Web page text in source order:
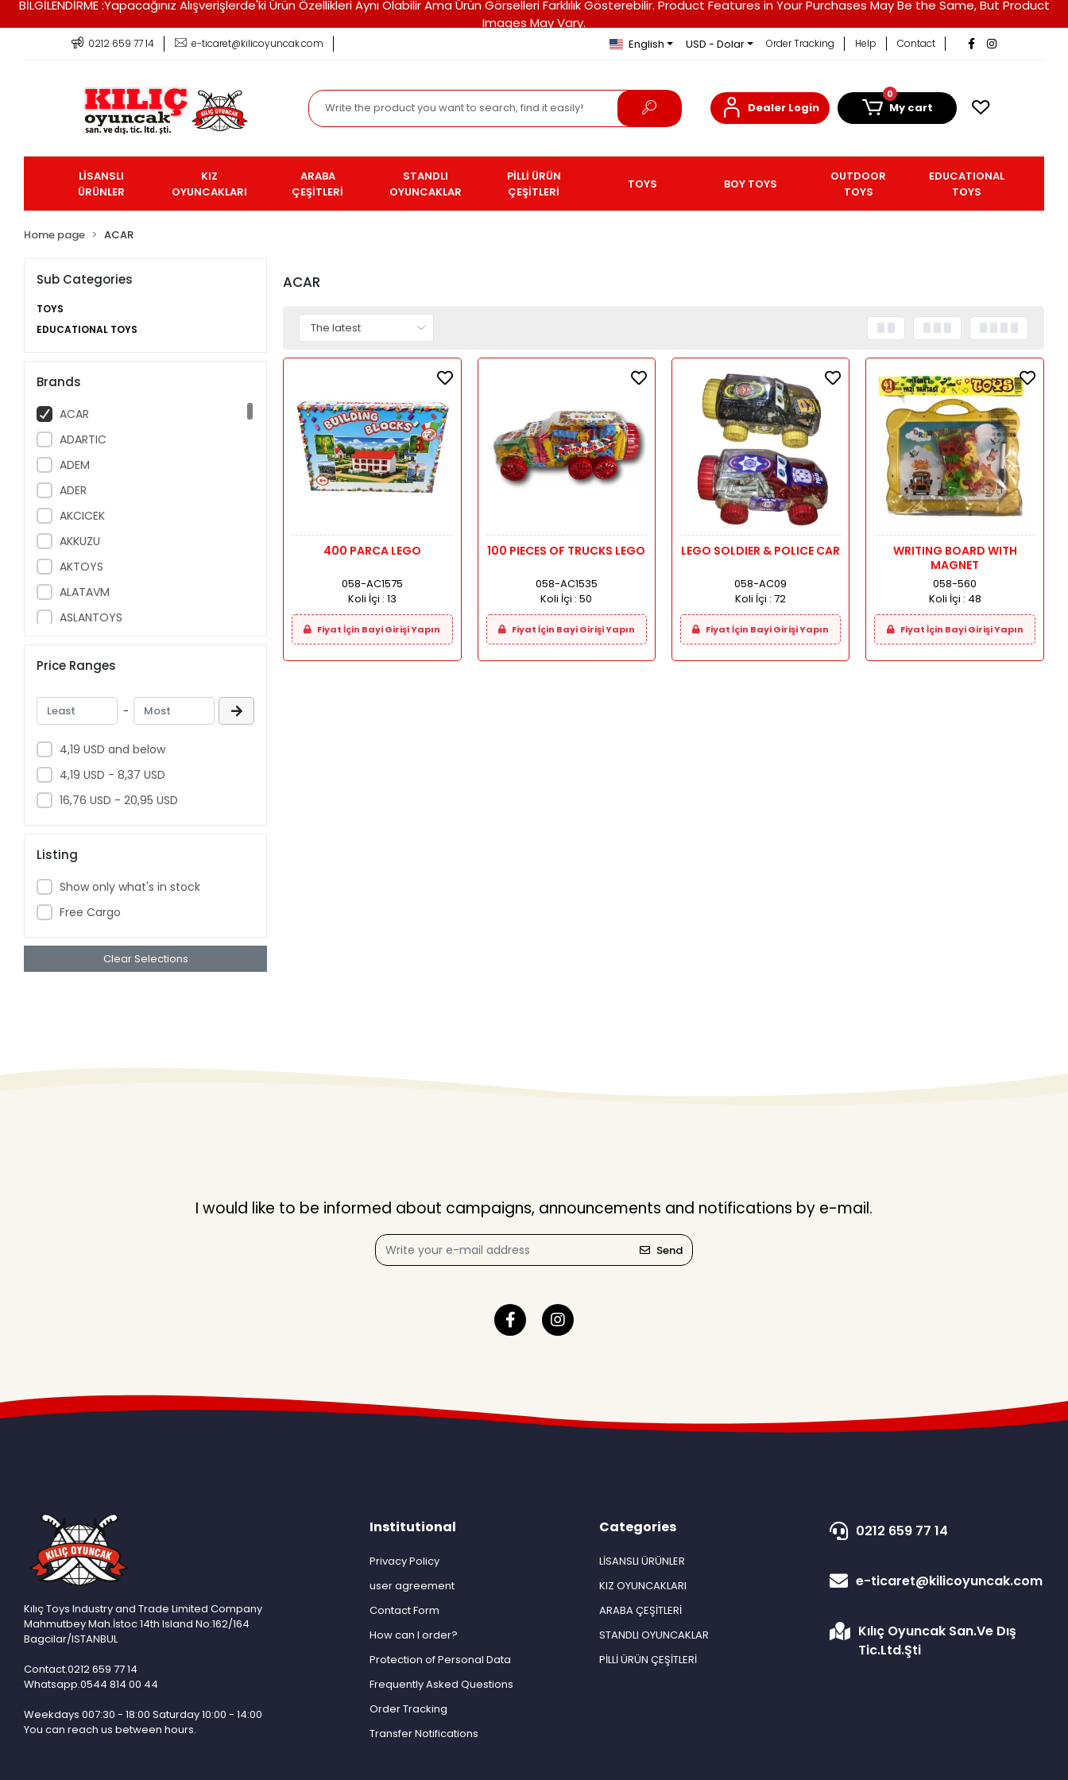
BİLGİLENDİRME :Yapacağınız Alışverişlerde'ki Ürün Özellikleri Aynı Olabilir Ama Ürün Görselleri Farklılık Gösterebilir. Product Features in Your Purchases May Be the Same, But Product
Images May Vary.
0212 659 77 14 e-ticaret@kilicoyuncak.com English USD - Dolar Order Tracking Help Contact
Dealer Login
0
My cart
LİSANSLI
ÜRÜNLER
KIZ
OYUNCAKLARI
ARABA
ÇEŞİTLERİ
STANDLI
OYUNCAKLAR
PİLLİ ÜRÜN
ÇEŞİTLERİ
TOYS BOY TOYS
OUTDOOR
TOYS
EDUCATIONAL
TOYS
Home page ACAR
Sub Categories
TOYS
EDUCATIONAL TOYS
Brands
ACAR
ADARTIC
ADEM
ADER
AKCICEK
AKKUZU
AKTOYS
ALATAVM
ASLANTOYS
ASYASTIK
AVRUP OYUNCAK
AYAZ ER
AYDEDE
BAYRAKTAR
BAYRAMKUM
BESTFUNNY
BEYAZTOYS
BIBEROGLU
BICIRIK
BISA TOYS
CANALI
ERBAY
ERDEM
ERPA
ETHEM
GOZDE
GUNES
HALITCAN
HALLEY
Price Ranges
-
4,19 USD and below
4,19 USD - 8,37 USD
16,76 USD - 20,95 USD
Listing
Show only what's in stock
Free Cargo
Clear Selections
ACAR
400 PARCA LEGO
058-AC1575
Koli İçi : 13
Fiyat İçin Bayi Girişi Yapın
100 PIECES OF TRUCKS LEGO
058-AC1535
Koli İçi :50
Fiyat İçin Bayi Girişi Yapın
LEGO SOLDIER & POLICE CAR
058-AC09
Koli İçi :72
Fiyat İçin Bayi Girişi Yapın
WRITING BOARD WITH
MAGNET
058-560
Koli İçi : 48
Fiyat İçin Bayi Girişi Yapın
I would like to be informed about campaigns, announcements and notifications by e-mail.
Send
Kılıç Toys Industry and Trade Limited Company
Mahmutbey Mah.İstoc 14th Island No:162/164
Bagcilar/ISTANBUL
Contact.0212 659 77 14
Whatsapp.0544 814 00 44
Weekdays 007:30 - 18:00 Saturday 10:00 - 14:00
You can reach us between hours.
Institutional
Privacy Policy
user agreement
Contact Form
How can I order?
Protection of Personal Data
Frequently Asked Questions
Order Tracking
Transfer Notifications
Categories
LİSANSLI ÜRÜNLER
KIZ OYUNCAKLARI
ARABA ÇEŞİTLERİ
STANDLI OYUNCAKLAR
PİLLİ ÜRÜN ÇEŞİTLERİ
0212 659 77 14
e-ticaret@kilicoyuncak.com
Kılıç Oyuncak San.Ve Dış
Tic.Ltd.Şti